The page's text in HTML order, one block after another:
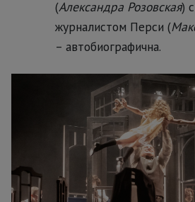
(Александра Розовская)
журналистом Перси (
– автобиографична.